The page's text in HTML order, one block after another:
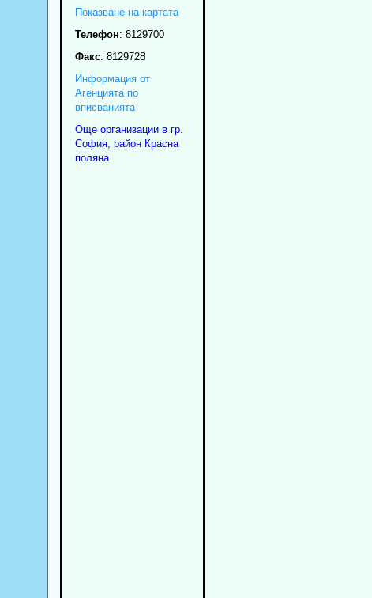
Показване на картата
Телефон: 8129700
Факс: 8129728
Информация от
Агенцията по
вписванията
Още организации в гр.
София, район Красна
поляна